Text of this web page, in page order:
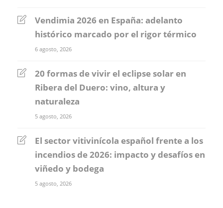
Vendimia 2026 en España: adelanto
histórico marcado por el rigor térmico
6 agosto, 2026
20 formas de vivir el eclipse solar en
Ribera del Duero: vino, altura y
naturaleza
5 agosto, 2026
El sector vitivinícola español frente a los
incendios de 2026: impacto y desafíos en
viñedo y bodega
5 agosto, 2026